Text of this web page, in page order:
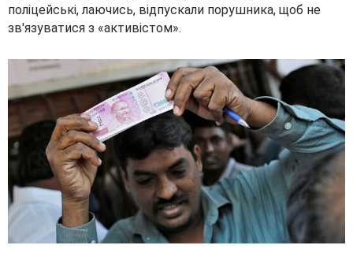
поліцейські, лаючись, відпускали порушника, щоб не
зв'язуватися з «активістом».